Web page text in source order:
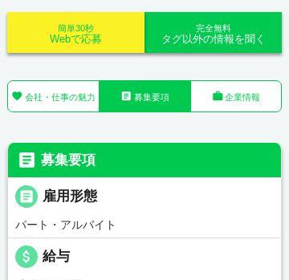
完全無料
タグ以外の情報を聞く
簡単30秒
Webで応募
 会社・仕事の魅力  募集要項 企業情報
 募集要項
 雇用形態
パート・アルバイト
attach_money 給与